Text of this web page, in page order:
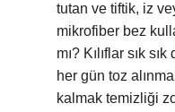
tutan ve tiftik, iz
mikrofiber bez
mı? Kılıflar sık
her gün toz
kalmak temizliği